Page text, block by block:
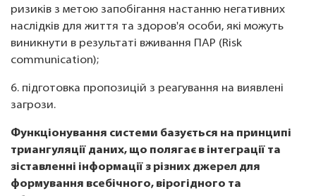
ризиків з метою запобігання настанню негативних
наслідків для життя та здоров'я особи, які можуть
виникнути в результаті вживання ПАР (Risk
communication);
6. підготовка пропозицій з реагування на виявлені
загрози.
Функціонування системи базується на принципі
триангуляції даних, що полягає в інтеграції та
зіставленні інформації з різних джерел для
формування всебічного, вірогідного та